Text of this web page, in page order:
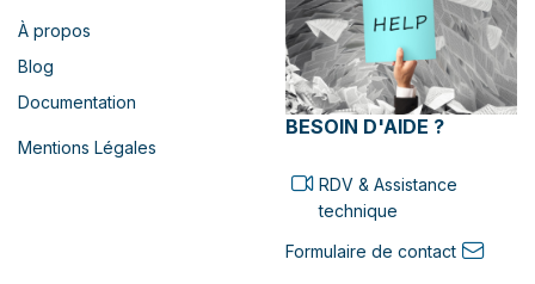
À propos
Blog
Documentation
Mentions Légales
BESOIN D'AIDE ?
RDV & Assistance
technique
Formulaire de contact